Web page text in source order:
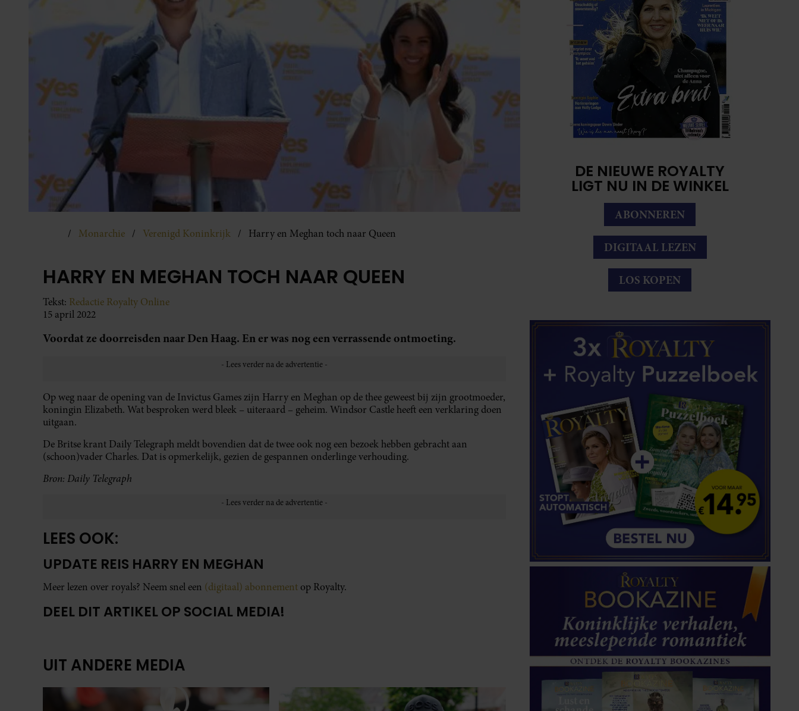
Monarchie Verenigd Koninkrijk Harry en Meghan toch naar Queen
HARRY EN MEGHAN TOCH NAAR QUEEN
Tekst: Redactie Royalty Online
15 april 2022
Voordat ze doorreisden naar Den Haag. En er was nog een verrassende ontmoeting.
Op weg naar de opening van de Invictus Games zijn Harry en Meghan op de thee geweest bij zijn grootmoeder,
koningin Elizabeth. Wat besproken werd bleek – uiteraard – geheim. Windsor Castle heeft een verklaring doen
uitgaan.
De Britse krant Daily Telegraph meldt bovendien dat de twee ook nog een bezoek hebben gebracht aan
(schoon)vader Charles. Dat is opmerkelijk, gezien de gespannen onderlinge verhouding.
Bron: Daily Telegraph
LEES OOK:
UPDATE REIS HARRY EN MEGHAN
Meer lezen over royals? Neem snel een (digitaal) abonnement op Royalty.
DEEL DIT ARTIKEL OP SOCIAL MEDIA!
UIT ANDERE MEDIA
DE NIEUWE ROYALTY
LIGT NU IN DE WINKEL
ABONNEREN
DIGITAAL LEZEN
LOS KOPEN